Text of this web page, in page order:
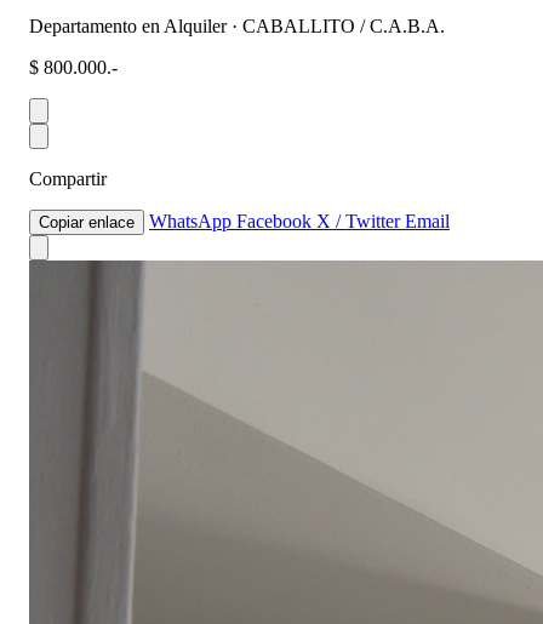
Departamento en Alquiler · CABALLITO / C.A.B.A.
$ 800.000.-
Compartir
Copiar enlace WhatsApp Facebook X / TwitterEmail